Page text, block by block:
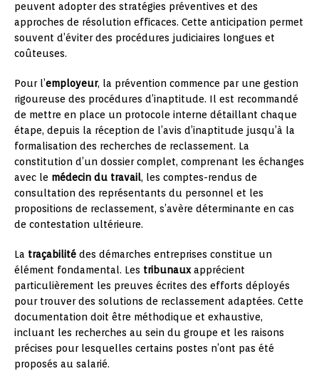
peuvent adopter des stratégies préventives et des
approches de résolution efficaces. Cette anticipation permet
souvent d’éviter des procédures judiciaires longues et
coûteuses.
Pour l’employeur, la prévention commence par une gestion
rigoureuse des procédures d’inaptitude. Il est recommandé
de mettre en place un protocole interne détaillant chaque
étape, depuis la réception de l’avis d’inaptitude jusqu’à la
formalisation des recherches de reclassement. La
constitution d’un dossier complet, comprenant les échanges
avec le médecin du travail, les comptes-rendus de
consultation des représentants du personnel et les
propositions de reclassement, s’avère déterminante en cas
de contestation ultérieure.
La traçabilité des démarches entreprises constitue un
élément fondamental. Les tribunauxapprécient
particulièrement les preuves écrites des efforts déployés
pour trouver des solutions de reclassement adaptées. Cette
documentation doit être méthodique et exhaustive,
incluant les recherches au sein du groupe et les raisons
précises pour lesquelles certains postes n’ont pas été
proposés au salarié.